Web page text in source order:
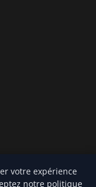
votre expérience
notre politique